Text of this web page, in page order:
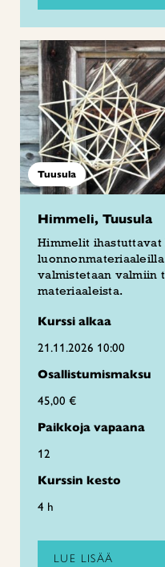
Tuusula
Himmeli, Tuusula
Himmelit
valmistetaan valmiin
materiaaleista.
Kurssi alkaa
21.11.2026 10:00
Osallistumismaksu
45,00 €
Paikkoja vapaana
12
Kurssin kesto
4 h
LUE LISÄÄ